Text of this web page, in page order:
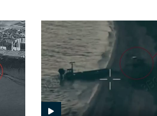
„Tomahawk-
steroizi”
deși
Cu ce
să lovească
Rusiei.
”bijuteria
greul îl duce
de mii de